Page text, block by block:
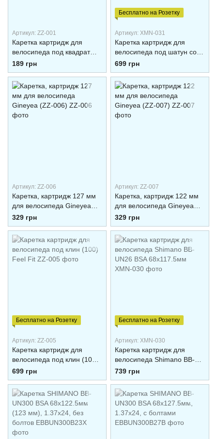
Артикул: ZZ-001
Каретка картридж для
велосипеда под квадрат
(127) Feel Fit
189 грн
Бесплатно на Розетку
Артикул: XMN-031
Каретка картридж для
велосипеда под шатун со
шлецами Shimano 68
1.37*24
699 грн
Артикул: ZZ-006
Каретка, картридж 127 мм
для велосипеда Gineyea
(ZZ-006)
329 грн
Артикул: ZZ-007
Каретка, картридж 122 мм
для велосипеда Gineyea
(ZZ-007)
329 грн
Бесплатно на Розетку
Артикул: ZZ-005
Каретка картридж для
велосипеда под клин (100)
Feel Fit
699 грн
Бесплатно на Розетку
Артикул: XMN-030
Каретка картридж для
велосипеда Shimano BB-
UN26 BSA 68x117.5мм
739 грн